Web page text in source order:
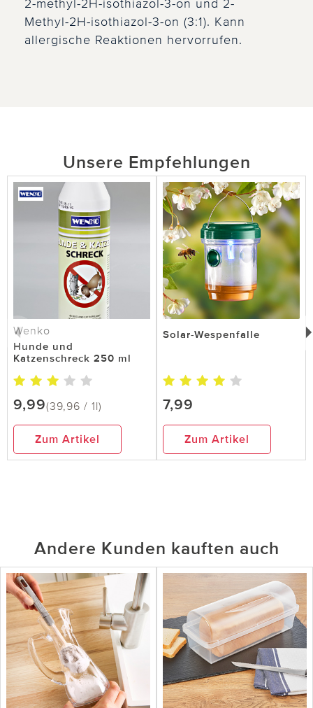
2-methyl-2H-isothiazol-3-on und 2-
Methyl-2H-isothiazol-3-on (3:1). Kann
allergische Reaktionen hervorrufen.
Unsere Empfehlungen
Wenko
Hunde und
Katzenschreck 250 ml
9,99(39,96 / 1l)
Zum Artikel
Solar-Wespenfalle
7,99
Zum Artikel
Andere Kunden kauften auch